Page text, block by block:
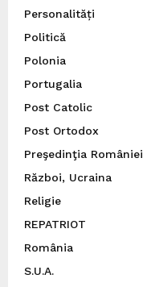
Personalități
Politică
Polonia
Portugalia
Post Catolic
Post Ortodox
Preşedinţia României
Război, Ucraina
Religie
REPATRIOT
România
S.U.A.